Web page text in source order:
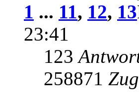
1 ... 11, 12, 13
23:41
123
258871